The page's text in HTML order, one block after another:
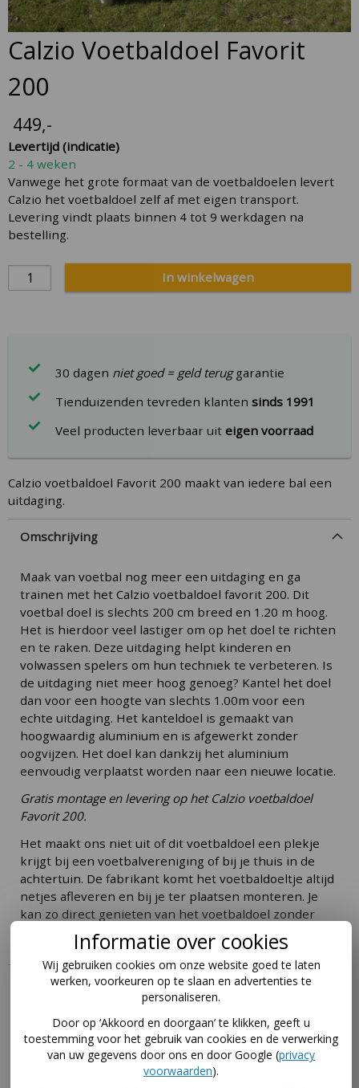
Calzio Voetbaldoel Favorit
200
449,-
Levertijd (indicatie)
2 - 4 weken
Vanwege het grote formaat van de voetbaldoelen levert
Calzio het voetbaldoel zelf af met eigen transport.
Levering vindt plaats binnen 4 tot 9 werkdagen na
bestelling.
In winkelwagen
30 dagen niet goed = geld teruggarantie
Tienduizenden tevreden klantensinds 1991
Veel producten leverbaar uiteigen voorraad
Calzio voetbaldoel Favorit 200 maakt van iedere bal een
uitdaging.
Skip
to
the
beginning
the
images
gallery
Omschrijving
Maak van voetbal nog meer een uitdaging en ga
trainen met het Calzio voetbaldoel favorit 200. Dit
voetbal doel is slechts 200 cm breed en 1.20 m hoog.
Het is hierdoor veel lastiger om op het doel te richten
en te raken. Deze uitdaging helpt kinderen en
volwassen spelers om hun techniek te verbeteren. Is
de uitdaging niet meer hoog genoeg? Kantel het doel
dan voor een hoogte van slechts 1.00m voor een
echte uitdaging. Het kanteldoel is gemaakt van
hoogwaardig aluminium en is afgewerkt zonder
oogvijzen. Het doel kan dankzij het aluminium
eenvoudig verplaatst worden naar een nieuwe locatie.
Gratis montage en levering op het Calzio voetbaldoel
Favorit 200.
Het maakt ons niet uit of dit voetbaldoel een plekje
krijgt bij een voetbalvereniging of bij je thuis in de
achtertuin. De fabrikant komt het voetbaldoeltje altijd
netjes afleveren en bij je ter plaatsen monteren. Je
kan zo direct genieten van het voetbaldoel zonder
nog langer te wachten.
Levering Calzio producten
De voetbaldoelen van Calzio zijn uniek: doordat de
aluminium doelen gelast zijn, zijn ze bijzonder stevig.
Echter door het grote formaat zijn de goals ook lastig
Informatie over cookies
Wij gebruiken cookies om onze website goed te laten
werken, voorkeuren op te slaan en advertenties te
personaliseren.
Door op ‘Akkoord en doorgaan’ te klikken, geeft u
toestemming voor het gebruik van cookies en de verwerking
van uw gegevens door ons en door Google (privacy
voorwaarden).